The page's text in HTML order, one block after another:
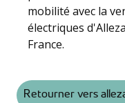
mobilité avec la
électriques
France.
Retourner vers